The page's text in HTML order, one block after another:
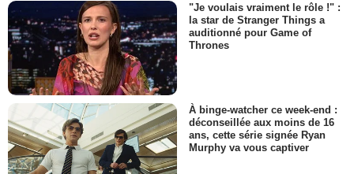
"Je voulais vraiment le rôle !" :
la star de Stranger Things a
auditionné pour Game of
Thrones
À binge-watcher ce week-end :
déconseillée aux moins de 16
ans, cette série signée Ryan
Murphy va vous captiver